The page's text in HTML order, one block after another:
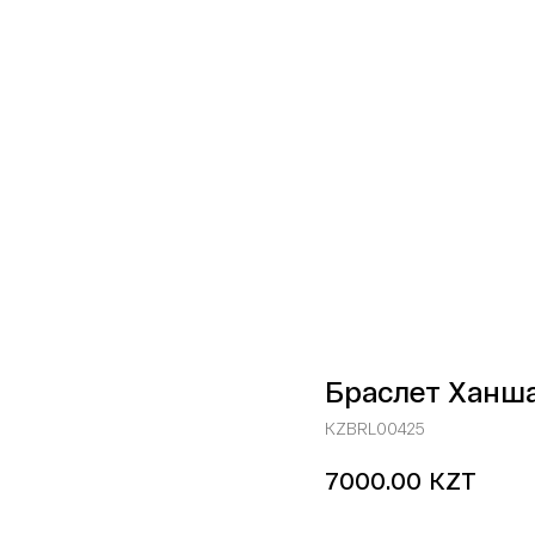
Браслет
KZBRL00425
7000.00 KZT